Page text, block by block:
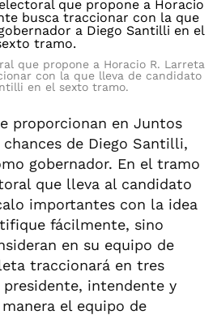
que propone a Horacio R. Larreta
con la que lleva de candidato
en el sexto tramo.
proporcionan en Juntos
de Diego Santilli,
gobernador. En el tramo
que lleva al candidato
importantes con la idea
fácilmente, sino
en su equipo de
traccionará en tres
intendente y
el equipo de